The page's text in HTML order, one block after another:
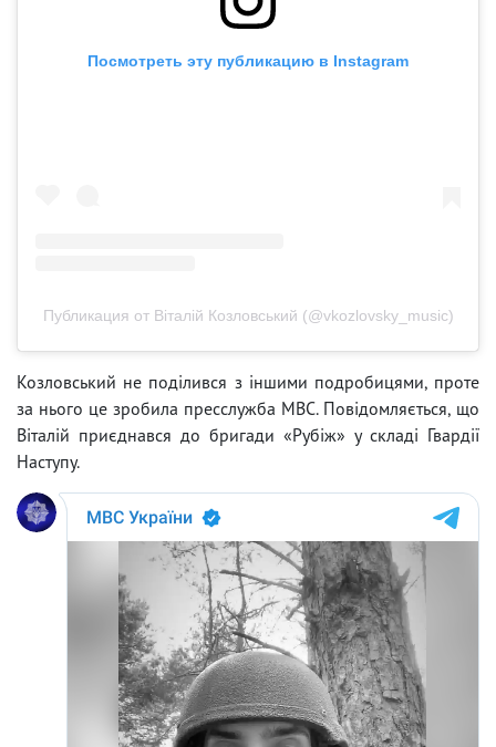
Посмотреть эту публикацию в Instagram
Публикация от Віталій Козловський (@vkozlovsky_music)
Козловський не поділився з іншими подробицями, проте
за нього це зробила пресслужба МВС. Повідомляється, що
Віталій приєднався до бригади «Рубіж» у складі Гвардії
Наступу.